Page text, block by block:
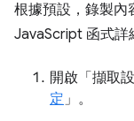
根據預設，錄製內
JavaScript 函式詳
開啟「擷取設
定」。